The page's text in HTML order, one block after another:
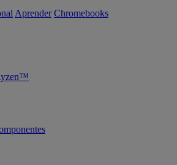
Aprender Chromebooks